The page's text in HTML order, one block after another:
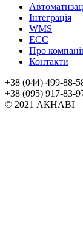
Інтеграція
WMS
ECC
Про
Контакти
+38 (044) 499-88-
+38 (095) 917-83-
© 2021 АКНАВІ